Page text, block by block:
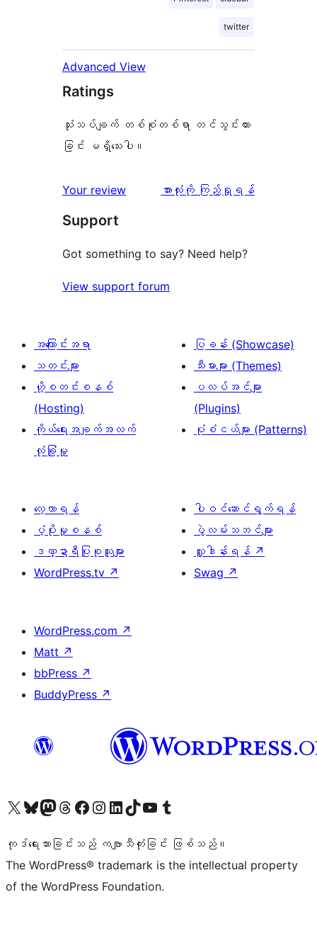
twitter
Advanced View
Ratings
သုံးသပ်ချက် တစ်စုံတစ်ရာ တင်သွင်းထား
ခြင်း မရှိသေးပါ။
Your review
သုံးသပ်
အားလုံးကို ကြည့်ရှုရန်
Support
Got something to say? Need help?
View support forum
အကြောင်းအရာ
သတင်းများ
ဟို့စတင်းစနစ်
(Hosting)
ကိုယ်ရေးအချက်အလက်
လုံခြုံမှု
ပြခန်း (Showcase)
သီးမားများ (Themes)
ပလပ်အင်များ
(Plugins)
ပုံစံငယ်များ (Patterns)
လေ့လာရန်
ပံ့ပိုးမှုစနစ်
ဒဏ္ဍာရီပြုစုသူများ
WordPress.tv ↗
ပါဝင်ဆောင်ရွက်ရန်
ပွဲလမ်းသဘင်များ
လှူဒါန်းရန် ↗
Swag ↗
WordPress.com ↗
Matt ↗
bbPress ↗
BuddyPress ↗
ကျွန်ုပ်တို့၏ X (ယခင် Twitter) အကောင့်သို့ သွားရောက်ကြည့်ရှုပါကျွန်ုပ်တို့၏ Bluesky အကောင့်သို့ ဝင်ရောက်ကြည့်ရှုရန်
ကျွန်ုပ်တို့၏ Mastodon အကောင့်သို့ သွားရောက်ကြည့်ရှုပါကျွန်ုပ်တို့၏ Threads အကောင့်သို့ ဝင်ရောက်ကြည့်ရှုရန်
ကျွန်ုပ်တို့၏ Facebook စာမျက်နှာသို့ သွားရောက်ကြည့်ရှုပါကျွန်ုပ်တို့၏ Instagram အကောင့်သို့ သွားရောက်ကြည့်ရှုပါ ကျွန်ုပ်တို့၏ LinkedIn အကောင့်သို့ သွားရောက်ကြည့်ရှုပါကျွန်ုပ်တို့၏ TikTok အကောင့်သို့ ဝင်ရောက်ကြည့်ရှုရန်
ကျွန်ုပ်တို့၏ YouTube ချန်နယ်သို့ သွားရောက်ကြည့်ရှုပါ ကျွန်ုပ်တို့၏ Tumblr အကောင့်သို့ ဝင်ရောက်ကြည့်ရှုရန်
ကုဒ်ရေးသားခြင်းသည် ကဗျာသီကုံးခြင်း ဖြစ်သည်။
The WordPress® trademark is the intellectual property
of the WordPress Foundation.